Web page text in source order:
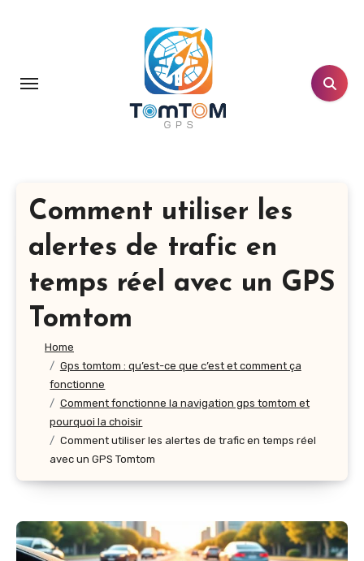
principal
Comment utiliser les
alertes de trafic en
temps réel avec un GPS
Tomtom
Home
Gps tomtom : qu’est-ce que c’est et comment ça
fonctionne
Comment fonctionne la navigation gps tomtom et
pourquoi la choisir
Comment utiliser les alertes de trafic en temps réel
avec un GPS Tomtom